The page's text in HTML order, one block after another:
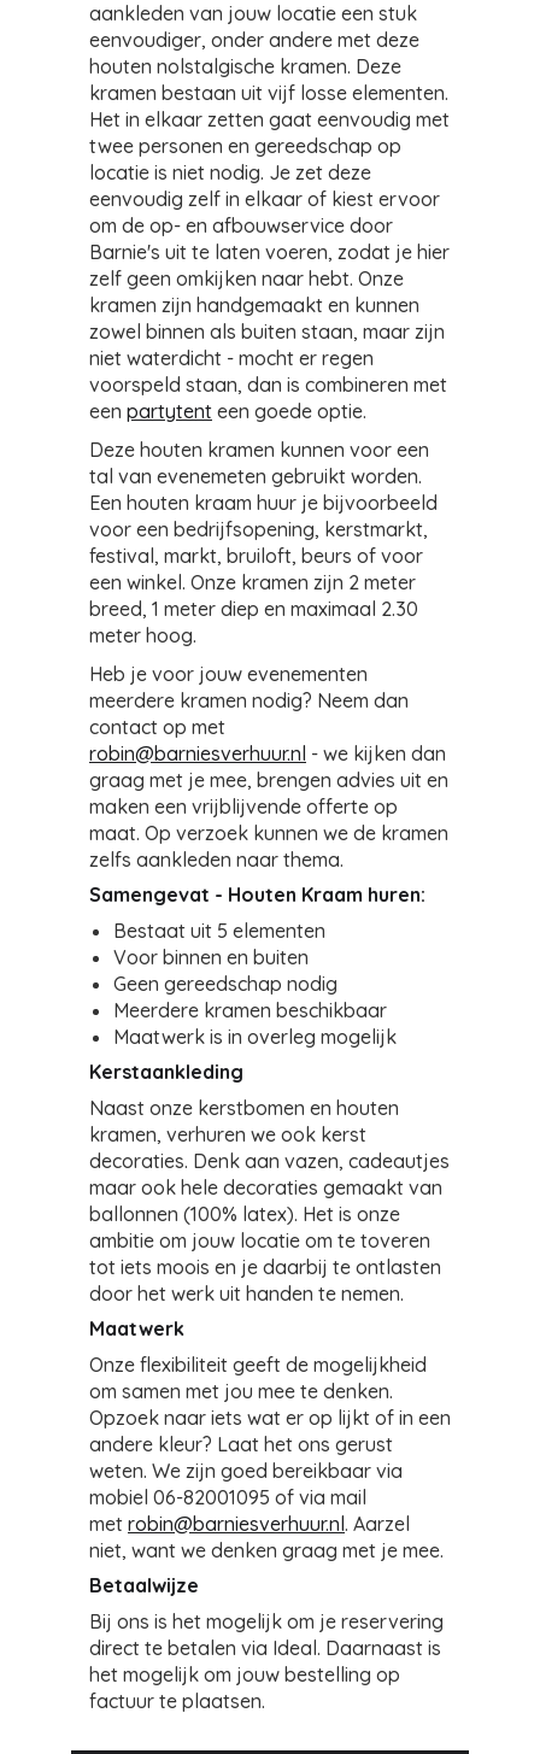
aankleden van jouw locatie een stuk
eenvoudiger, onder andere met deze
houten nolstalgische kramen. Deze
kramen bestaan uit vijf losse elementen.
Het in elkaar zetten gaat eenvoudig met
twee personen en gereedschap op
locatie is niet nodig. Je zet deze
eenvoudig zelf in elkaar of kiest ervoor
om de op- en afbouwservice door
Barnie's uit te laten voeren, zodat je hier
zelf geen omkijken naar hebt. Onze
kramen zijn handgemaakt en kunnen
zowel binnen als buiten staan, maar zijn
niet waterdicht - mocht er regen
voorspeld staan, dan is combineren met
een partytent een goede optie.
Deze houten kramen kunnen voor een
tal van evenemeten gebruikt worden.
Een houten kraam huur je bijvoorbeeld
voor een bedrijfsopening, kerstmarkt,
festival, markt, bruiloft, beurs of voor
een winkel. Onze kramen zijn 2 meter
breed, 1 meter diep en maximaal 2.30
meter hoog.
Heb je voor jouw evenementen
meerdere kramen nodig? Neem dan
contact op met
robin@barniesverhuur.nl - we kijken dan
graag met je mee, brengen advies uit en
maken een vrijblijvende offerte op
maat. Op verzoek kunnen we de kramen
zelfs aankleden naar thema.
Samengevat - Houten Kraam huren:
Bestaat uit 5 elementen
Voor binnen en buiten
Geen gereedschap nodig
Meerdere kramen beschikbaar
Maatwerk is in overleg mogelijk
Kerstaankleding
Naast onze kerstbomen en houten
kramen, verhuren we ook kerst
decoraties. Denk aan vazen, cadeautjes
maar ook hele decoraties gemaakt van
ballonnen (100% latex). Het is onze
ambitie om jouw locatie om te toveren
tot iets moois en je daarbij te ontlasten
door het werk uit handen te nemen.
Maatwerk
Onze flexibiliteit geeft de mogelijkheid
om samen met jou mee te denken.
Opzoek naar iets wat er op lijkt of in een
andere kleur? Laat het ons gerust
weten. We zijn goed bereikbaar via
mobiel 06-82001095 of via mail
met robin@barniesverhuur.nl. Aarzel
niet, want we denken graag met je mee.
Betaalwijze
Bij ons is het mogelijk om je reservering
direct te betalen via Ideal. Daarnaast is
het mogelijk om jouw bestelling op
factuur te plaatsen.